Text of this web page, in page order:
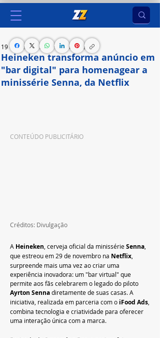
Heineken transforma anúncio em
"bar digital" para homenagear a
minissérie Senna, da Netflix
19 de dez. de 2024 2 min de leitura
CONTEÚDO PUBLICITÁRIO
Créditos: Divulgação
A Heineken , cerveja oficial da minissérie Senna
que estreou em 29 de novembro na Netflix
surpreende mais uma vez ao criar uma
experiência inovadora: um "bar virtual" que
permite aos fãs celebrarem o legado do piloto
Ayrton Senna diretamente de suas casas. A
iniciativa, realizada em parceria com o iFood Ads
combina tecnologia e criatividade para oferecer
uma interação única com a marca.